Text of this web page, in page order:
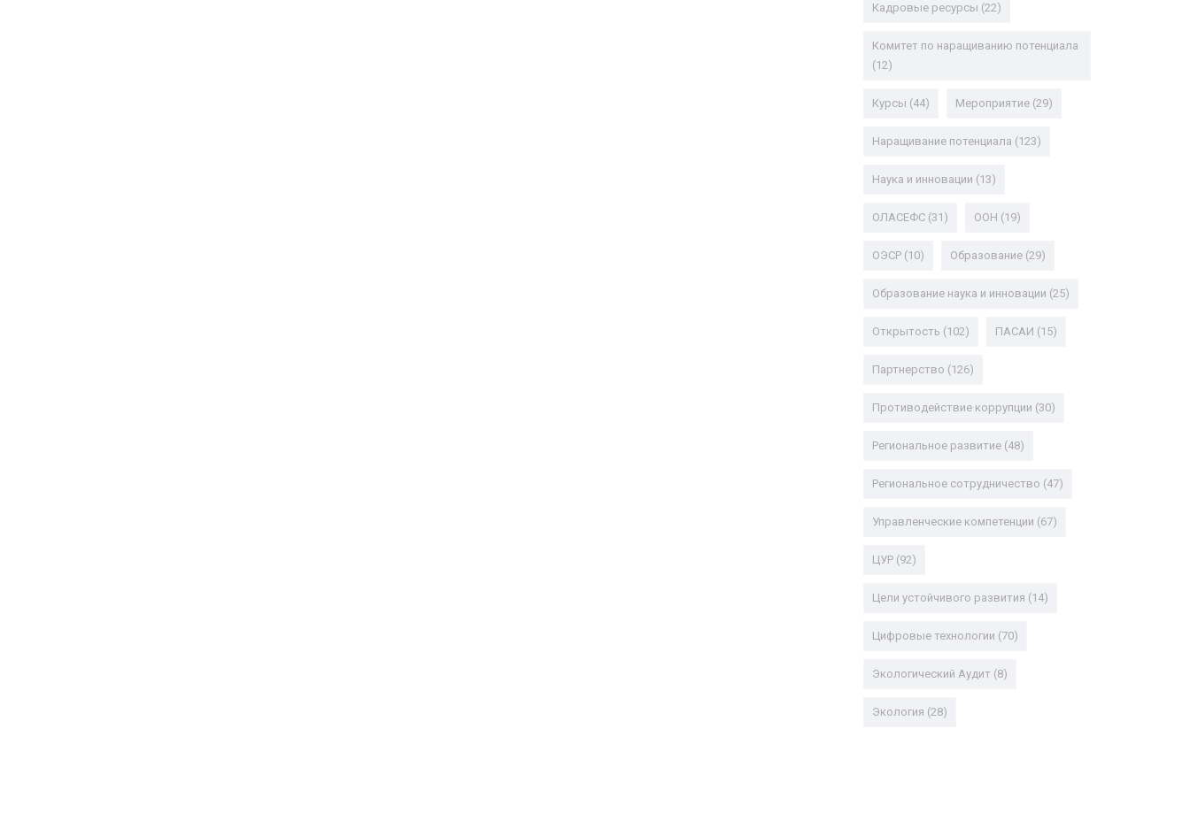
Кадровые ресурсы (22)
Комитет по наращиванию потенциала
(12)
Курсы (44) Мероприятие(29)
Наращивание потенциала (123)
Наука и инновации (13)
ОЛАСЕФС(31) ООН (19)
ОЭСР(10) Образование(29)
Образование наука и инновации (25)
Открытость (102) ПАСАИ (15)
Партнерство (126)
Противодействие коррупции (30)
Региональное развитие(48)
Региональное сотрудничество (47)
Управленческие компетенции (67)
ЦУР(92)
Цели устойчивого развития (14)
Цифровые технологии (70)
Экологический Аудит (8)
Экология (28)